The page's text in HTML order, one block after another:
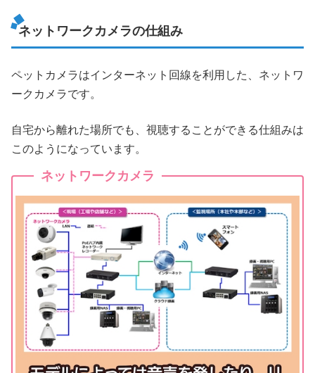
ネットワークカメラの仕組み
ペットカメラはインターネット回線を利用した、ネットワ
ークカメラです。
自宅から離れた場所でも、視聴することができる仕組みは
このようになっています。
ネットワークカメラ